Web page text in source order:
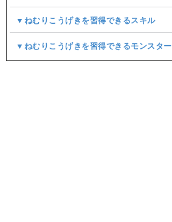
▼ねむりこうげきを習得できるスキル
▼ねむりこうげきを習得できるモンスター